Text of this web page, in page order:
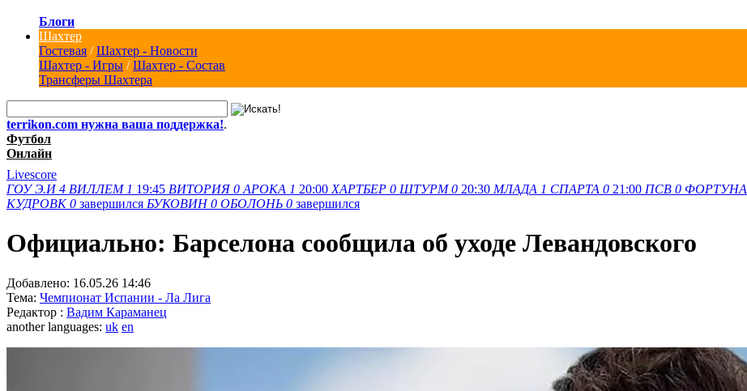
Блоги
Шахтер
Гостевая /Шахтер - Новости
Шахтер - Игры /Шахтер - Состав
Трансферы Шахтера
terrikon.com нужна ваша поддержка!.
Футбол
Онлайн
Livescore
ГОУ Э.И 4 ВИЛЛЕМ 1 19:45 ВИТОРИЯ 0 АРОКА 1 20:00 ХАРТБЕР 0 ШТУРМ 0 20:30 МЛАДА 1 СПАРТА 0 21:00 ПСВ 0 ФОРТУНА
КУДРОВК 0 завершился БУКОВИН 0 ОБОЛОНЬ 0 завершился
Официально: Барселона сообщила об уходе Левандовского
Добавлено: 16.05.26 14:46
Тема: Чемпионат Испании - Ла Лига
Редактор : Вадим Караманец
another languages: uk en